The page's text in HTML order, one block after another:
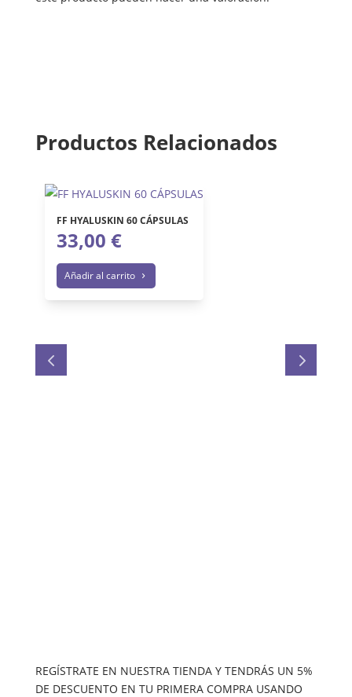
Productos Relacionados
FF HYALUSKIN 60 CÁPSULAS
33,00 €
Añadir al carrito
REGÍSTRATE EN NUESTRA TIENDA Y TENDRÁS UN 5%
DE DESCUENTO EN TU PRIMERA COMPRA USANDO